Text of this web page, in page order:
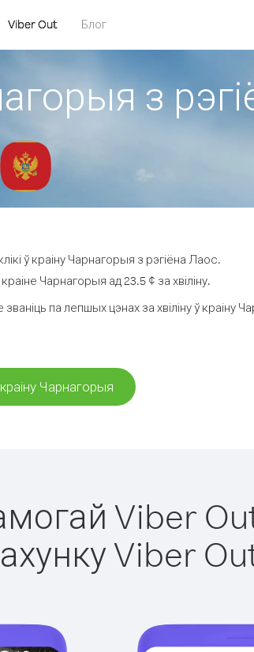
Viber Out Блог
з
ў краіну Чарнагорыя з рэгіёна Лаос.
Чарнагорыя ад 23.5 ¢ за хвіліну.
па лепшых цэнах за хвіліну ў краіну
Чарнагорыя
Viber
Viber